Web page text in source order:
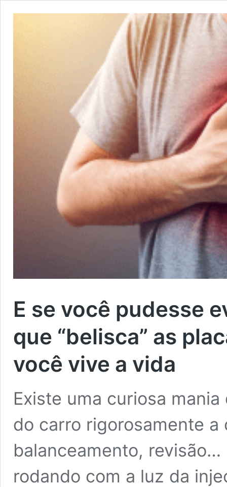
E se você pudesse
que “belisca” as
você vive a vida
Existe uma curiosa
do carro rigorosamente
balanceamento,
rodando com a luz da